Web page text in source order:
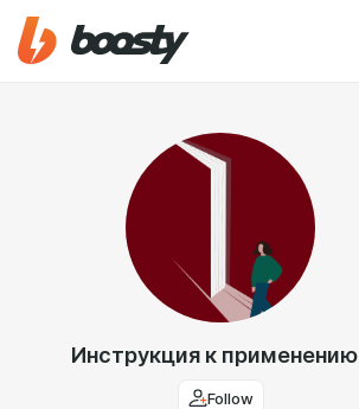
Инструкция к применению
Follow